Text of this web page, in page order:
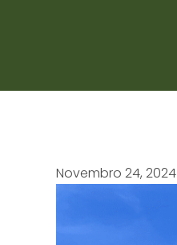
Novembro 24, 2024